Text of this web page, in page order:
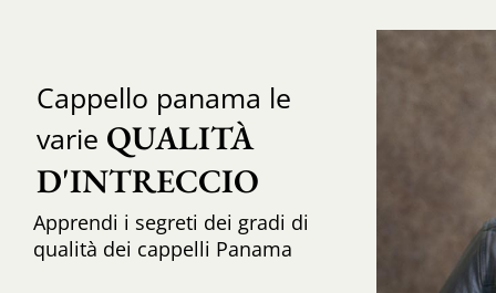
Cappello panama le
varie QUALITÀ
D'INTRECCIO
Apprendi i segreti dei gradi di
qualità dei cappelli Panama